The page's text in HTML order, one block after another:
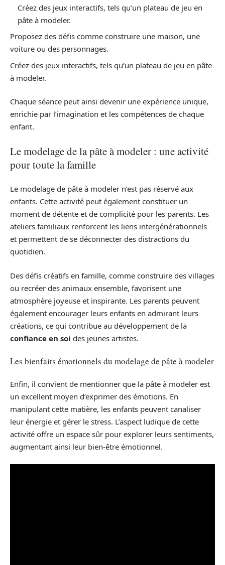
Créez des jeux interactifs, tels qu’un plateau de jeu en
pâte à modeler.
Proposez des défis comme construire une maison, une
voiture ou des personnages.
Créez des jeux interactifs, tels qu’un plateau de jeu en pâte
à modeler.
Chaque séance peut ainsi devenir une expérience unique,
enrichie par l’imagination et les compétences de chaque
enfant.
Le modelage de la pâte à modeler : une activité
pour toute la famille
Le modelage de pâte à modeler n’est pas réservé aux
enfants. Cette activité peut également constituer un
moment de détente et de complicité pour les parents. Les
ateliers familiaux renforcent les liens intergénérationnels
et permettent de se déconnecter des distractions du
quotidien.
Des défis créatifs en famille, comme construire des villages
ou recréer des animaux ensemble, favorisent une
atmosphère joyeuse et inspirante. Les parents peuvent
également encourager leurs enfants en admirant leurs
créations, ce qui contribue au développement de la
confiance en soi des jeunes artistes.
Les bienfaits émotionnels du modelage de pâte à modeler
Enfin, il convient de mentionner que la pâte à modeler est
un excellent moyen d’exprimer des émotions. En
manipulant cette matière, les enfants peuvent canaliser
leur énergie et gérer le stress. L’aspect ludique de cette
activité offre un espace sûr pour explorer leurs sentiments,
augmentant ainsi leur bien-être émotionnel.